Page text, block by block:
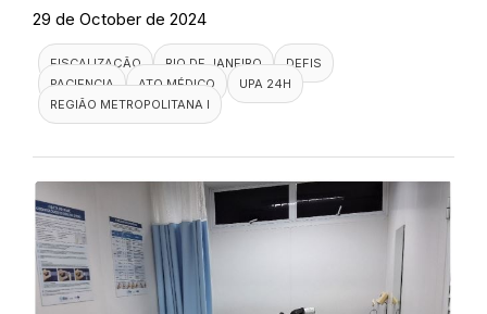
29 de October de 2024
FISCALIZAÇÃO RIO DE JANEIRO
DEFIS
PACIENCIA
ATO MÉDICO
UPA 24H
REGIÃO METROPOLITANA I